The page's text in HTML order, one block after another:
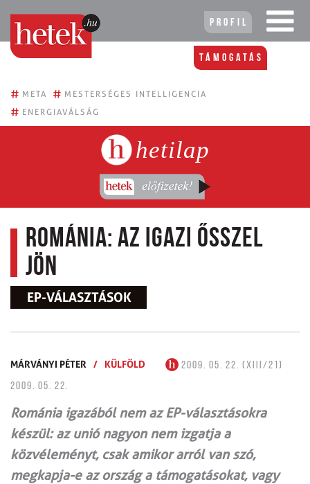
Profil
Támogatás
# META # MESTERSÉGES INTELLIGENCIA
# ENERGIAVÁLSÁG
hetilap
Románia: Az igazi ősszel
jön
EP-VÁLASZTÁSOK
MÁRVÁNYI PÉTER / KÜLFÖLD
2009. 05. 22. (XIII/21)
2009. 05. 22.
Románia igazából nem az EP-választásokra
készül: az unió nagyon nem izgatja a
közvéleményt, csak amikor arról van szó,
megkapja-e az ország a támogatásokat, vagy